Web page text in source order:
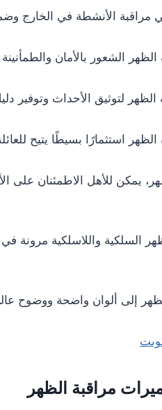
الأنشطة في الخارج
الظهر الشعور بالأمان
الظهر لتوثيق الأحداث
استثمارًا بسيطًا يتيح
يمكن للأهل الاطمئنان على
السلكية واللاسلكية مرونة
إلى ألوان واضحة ووضوح
مراقبة الظهر